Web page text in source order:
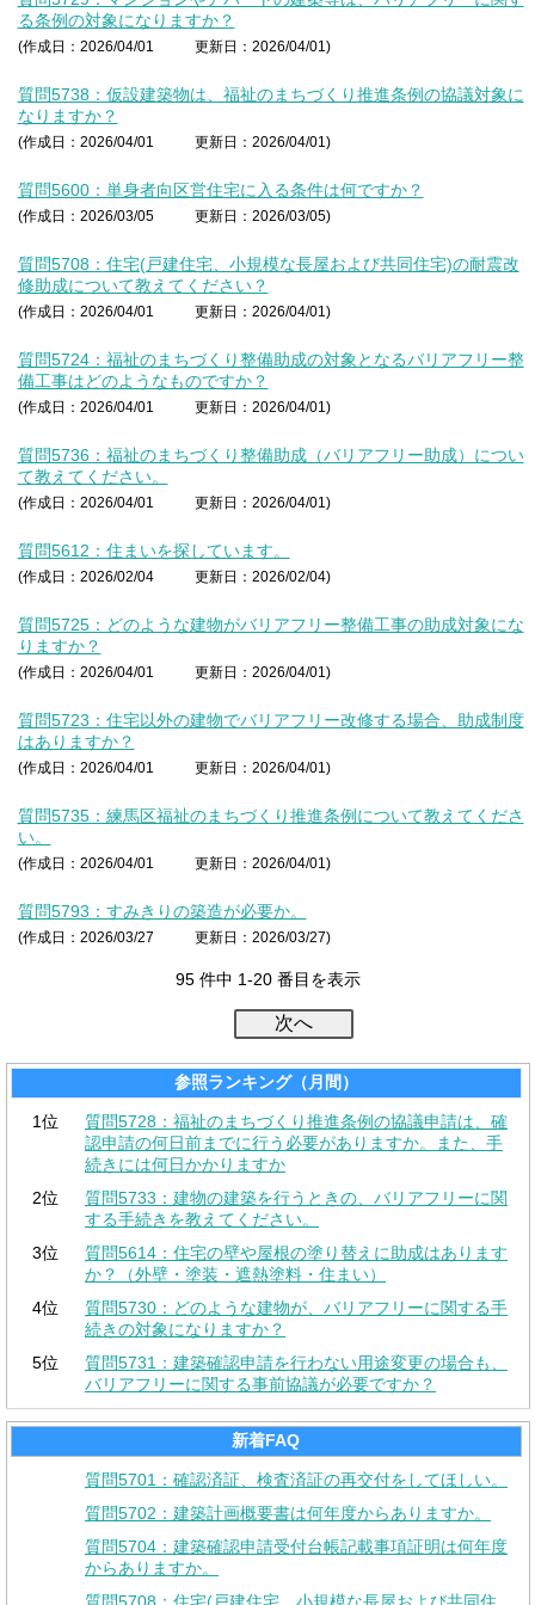
る条例の対象になりますか？
(作成日：2026/04/01 更新日：2026/04/01)
質問5738：仮設建築物は、福祉のまちづくり推進条例の協議対象に
なりますか？
(作成日：2026/04/01 更新日：2026/04/01)
質問5600：単身者向区営住宅に入る条件は何ですか？
(作成日：2026/03/05 更新日：2026/03/05)
質問5708：住宅(戸建住宅、小規模な長屋および共同住宅)の耐震改
修助成について教えてください？
(作成日：2026/04/01 更新日：2026/04/01)
質問5724：福祉のまちづくり整備助成の対象となるバリアフリー整
備工事はどのようなものですか？
(作成日：2026/04/01 更新日：2026/04/01)
質問5736：福祉のまちづくり整備助成（バリアフリー助成）につい
て教えてください。
(作成日：2026/04/01 更新日：2026/04/01)
質問5612：住まいを探しています。
(作成日：2026/02/04 更新日：2026/02/04)
質問5725：どのような建物がバリアフリー整備工事の助成対象にな
りますか？
(作成日：2026/04/01 更新日：2026/04/01)
質問5723：住宅以外の建物でバリアフリー改修する場合、助成制度
はありますか？
(作成日：2026/04/01 更新日：2026/04/01)
質問5735：練馬区福祉のまちづくり推進条例について教えてくださ
い。
(作成日：2026/04/01 更新日：2026/04/01)
質問5793：すみきりの築造が必要か。
(作成日：2026/03/27 更新日：2026/03/27)
95 件中 1-20 番目を表示
参照ランキング（月間）
1位
質問5728：福祉のまちづくり推進条例の協議申請は、確
認申請の何日前までに行う必要がありますか。また、手
続きには何日かかりますか
2位
質問5733：建物の建築を行うときの、バリアフリーに関
する手続きを教えてください。
3位
質問5614：住宅の壁や屋根の塗り替えに助成はあります
か？（外壁・塗装・遮熱塗料・住まい）
4位
質問5730：どのような建物が、バリアフリーに関する手
続きの対象になりますか？
5位
質問5731：建築確認申請を行わない用途変更の場合も、
バリアフリーに関する事前協議が必要ですか？
新着FAQ
質問5701：確認済証、検査済証の再交付をしてほしい。
質問5702：建築計画概要書は何年度からありますか。
質問5704：建築確認申請受付台帳記載事項証明は何年度
からありますか。